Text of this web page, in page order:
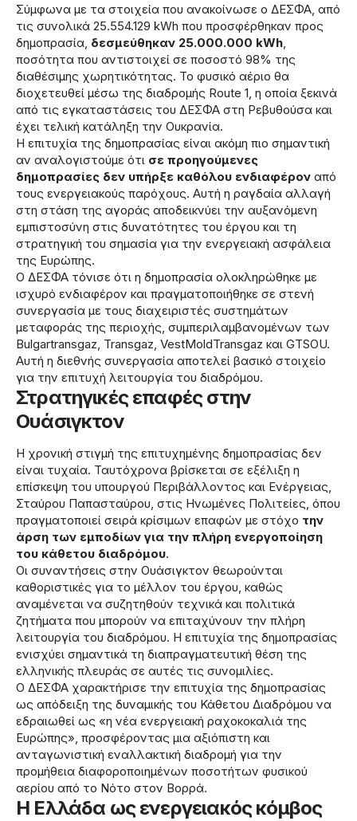
Σύμφωνα με τα στοιχεία που ανακοίνωσε ο ΔΕΣΦΑ, από
τις συνολικά 25.554.129 kWh που προσφέρθηκαν προς
δημοπρασία, δεσμεύθηκαν 25.000.000 kWh,
ποσότητα που αντιστοιχεί σε ποσοστό 98% της
διαθέσιμης χωρητικότητας. Το φυσικό αέριο θα
διοχετευθεί μέσω της διαδρομής Route 1, η οποία ξεκινά
από τις εγκαταστάσεις του ΔΕΣΦΑ στη Ρεβυθούσα και
έχει τελική κατάληξη την Ουκρανία.
Η επιτυχία της δημοπρασίας είναι ακόμη πιο σημαντική
αν αναλογιστούμε ότι σε προηγούμενες
δημοπρασίες δεν υπήρξε καθόλου ενδιαφέρον από
τους ενεργειακούς παρόχους. Αυτή η ραγδαία αλλαγή
στη στάση της αγοράς αποδεικνύει την αυξανόμενη
εμπιστοσύνη στις δυνατότητες του έργου και τη
στρατηγική του σημασία για την ενεργειακή ασφάλεια
της Ευρώπης.
Ο ΔΕΣΦΑ τόνισε ότι η δημοπρασία ολοκληρώθηκε με
ισχυρό ενδιαφέρον και πραγματοποιήθηκε σε στενή
συνεργασία με τους διαχειριστές συστημάτων
μεταφοράς της περιοχής, συμπεριλαμβανομένων των
Bulgartransgaz, Transgaz, VestMoldTransgaz και GTSOU.
Αυτή η διεθνής συνεργασία αποτελεί βασικό στοιχείο
για την επιτυχή λειτουργία του διαδρόμου.
Στρατηγικές επαφές στην
Ουάσιγκτον
Η χρονική στιγμή της επιτυχημένης δημοπρασίας δεν
είναι τυχαία. Ταυτόχρονα βρίσκεται σε εξέλιξη η
επίσκεψη του υπουργού Περιβάλλοντος και Ενέργειας,
Σταύρου Παπασταύρου, στις Ηνωμένες Πολιτείες, όπου
πραγματοποιεί σειρά κρίσιμων επαφών με στόχο την
άρση των εμποδίων για την πλήρη ενεργοποίηση
του κάθετου διαδρόμου.
Οι συναντήσεις στην Ουάσιγκτον θεωρούνται
καθοριστικές για το μέλλον του έργου, καθώς
αναμένεται να συζητηθούν τεχνικά και πολιτικά
ζητήματα που μπορούν να επιταχύνουν την πλήρη
λειτουργία του διαδρόμου. Η επιτυχία της δημοπρασίας
ενισχύει σημαντικά τη διαπραγματευτική θέση της
ελληνικής πλευράς σε αυτές τις συνομιλίες.
Ο ΔΕΣΦΑ χαρακτήρισε την επιτυχία της δημοπρασίας
ως απόδειξη της δυναμικής του Κάθετου Διαδρόμου να
εδραιωθεί ως «η νέα ενεργειακή ραχοκοκαλιά της
Ευρώπης», προσφέροντας μια αξιόπιστη και
ανταγωνιστική εναλλακτική διαδρομή για την
προμήθεια διαφοροποιημένων ποσοτήτων φυσικού
αερίου από το Νότο στον Βορρά.
Η Ελλάδα ως ενεργειακός κόμβος